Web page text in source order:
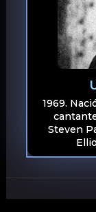
1969.
Steven